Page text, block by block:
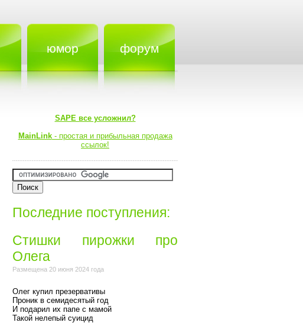
юмор форум
SAPE все усложнил?
MainLink- простая и прибыльная продажа
ссылок!
Последние поступления:
Стишки пирожки про
Олега⁠⁠
Размещена 20 июня 2024 года
Олег купил презервативы
Проник в семидесятый год
И подарил их папе с мамой
Такой нелепый суицид